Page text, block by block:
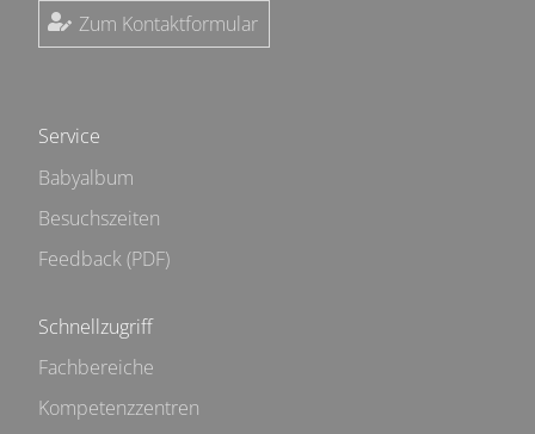
Zum Kontaktformular
Service
Babyalbum
Besuchszeiten
Feedback (PDF)
Schnellzugriff
Fachbereiche
Kompetenzzentren